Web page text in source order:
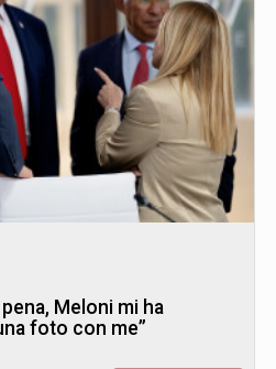
Meloni mi ha
foto con me”